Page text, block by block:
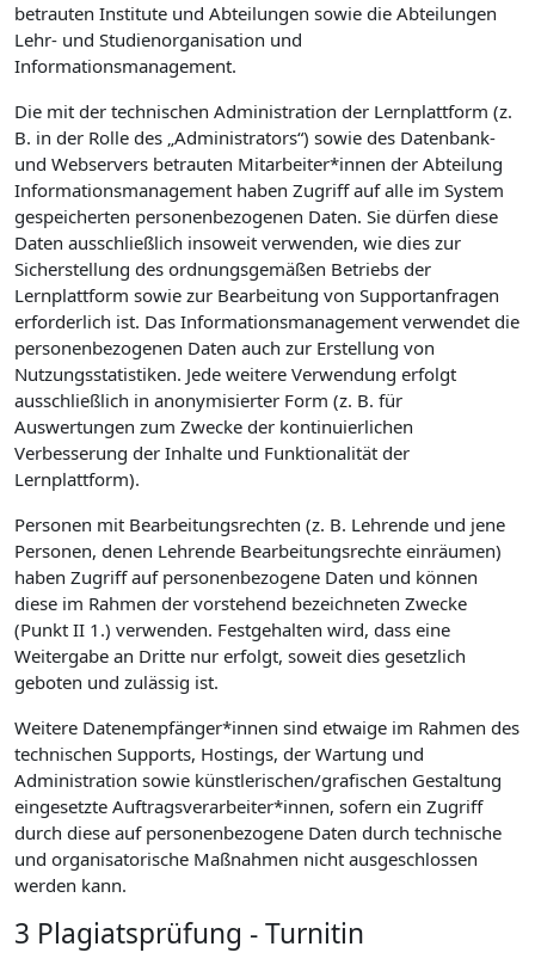
betrauten Institute und Abteilungen sowie die Abteilungen
Lehr- und Studienorganisation und
Informationsmanagement.
Die mit der technischen Administration der Lernplattform (z.
B. in der Rolle des „Administrators“) sowie des Datenbank-
und Webservers betrauten Mitarbeiter*innen der Abteilung
Informationsmanagement haben Zugriff auf alle im System
gespeicherten personenbezogenen Daten. Sie dürfen diese
Daten ausschließlich insoweit verwenden, wie dies zur
Sicherstellung des ordnungsgemäßen Betriebs der
Lernplattform sowie zur Bearbeitung von Supportanfragen
erforderlich ist. Das Informationsmanagement verwendet die
personenbezogenen Daten auch zur Erstellung von
Nutzungsstatistiken. Jede weitere Verwendung erfolgt
ausschließlich in anonymisierter Form (z. B. für
Auswertungen zum Zwecke der kontinuierlichen
Verbesserung der Inhalte und Funktionalität der
Lernplattform).
Personen mit Bearbeitungsrechten (z. B. Lehrende und jene
Personen, denen Lehrende Bearbeitungsrechte einräumen)
haben Zugriff auf personenbezogene Daten und können
diese im Rahmen der vorstehend bezeichneten Zwecke
(Punkt II 1.) verwenden. Festgehalten wird, dass eine
Weitergabe an Dritte nur erfolgt, soweit dies gesetzlich
geboten und zulässig ist.
Weitere Datenempfänger*innen sind etwaige im Rahmen des
technischen Supports, Hostings, der Wartung und
Administration sowie künstlerischen/grafischen Gestaltung
eingesetzte Auftragsverarbeiter*innen, sofern ein Zugriff
durch diese auf personenbezogene Daten durch technische
und organisatorische Maßnahmen nicht ausgeschlossen
werden kann.
3 Plagiatsprüfung - Turnitin